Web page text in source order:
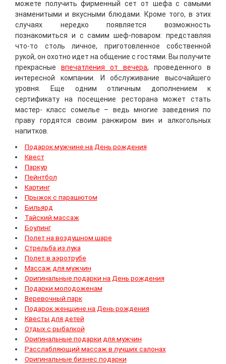
можете получить фирменный сет от шефа с самыми
знаменитыми и вкусными блюдами. Кроме того, в этих
случаях нередко появляется возможность
познакомиться и с самим шеф-поваром: представляя
что-то столь личное, приготовленное собственной
рукой, он охотно идет на общение с гостями. Вы получите
прекрасные впечатления от вечера, проведенного в
интересной компании. И обслуживание высочайшего
уровня. Еще одним отличным дополнением к
сертификату на посещение ресторана может стать
мастер- класс сомелье – ведь многие заведения по
праву гордятся своим ранжиром вин и алкогольных
напитков.
Подарок мужчине на День рождения
Квест
Паркур
Пейнтбол
Картинг
Прыжок с парашютом
Бильярд
Тайский массаж
Боулинг
Полет на воздушном шаре
Стрельба из лука
Полет в аэротрубе
Массаж для мужчин
Оригинальные подарки на День рождения
Подарки молодоженам
Веревочный парк
Подарок женщине на День рождения
Квесты для детей
Отдых с рыбалкой
Оригинальные подарки для мужчин
Расслабляющий массаж в лучших салонах
Оригинальные бизнес подарки